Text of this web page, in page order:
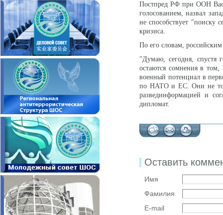
Постпред РФ при ООН
голосованием, назвал
не способствует "поиску
кризиса.
По его словам,
"Думаю, сегодня, спустя
остаются сомнения в том,
военный потенциал в
по НАТО и ЕС. Они не
развединформацией и
дипломат.
Оставить
Имя
Фамилия
E-mail